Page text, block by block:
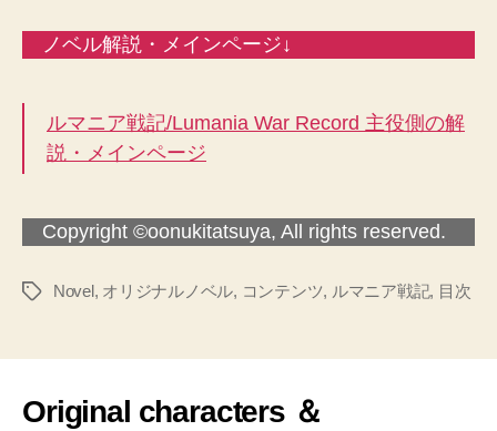
ノベル解説・メインページ↓
ルマニア戦記/Lumania War Record 主役側の解
説・メインページ
Copyright ©oonukitatsuya, All rights reserved.
タ
Novel, オリジナルノベル, コンテンツ, ルマニア戦記, 目次
Original characters ＆